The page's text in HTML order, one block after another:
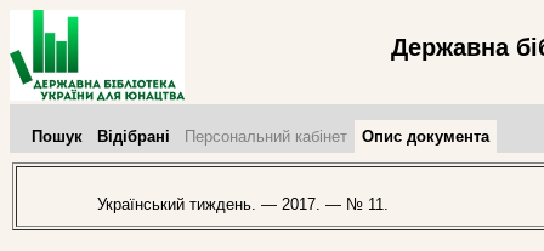
Державна
Пошук Відібрані Персональний кабінет Опис документа
Український тиждень. — 2017. — № 11.